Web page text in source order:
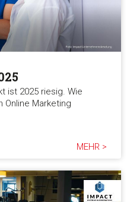
ist 2025 riesig. Wie
Marketing
MEHR >